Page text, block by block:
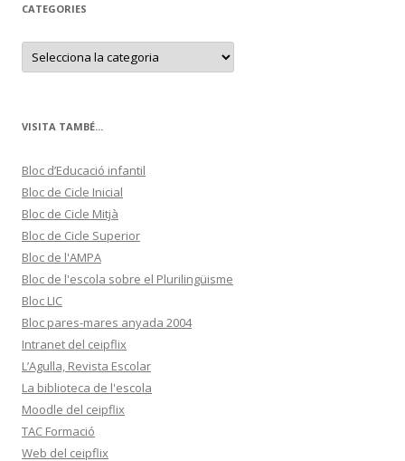
CATEGORIES
C
t
r
i
VISITA TAMBÉ...
Bloc d’Educació infantil
Bloc de Cicle Inicial
Bloc de Cicle Mitjà
Bloc de Cicle Superior
Bloc de l'AMPA
Bloc de l'escola sobre el Plurilingüisme
Bloc LIC
Bloc pares-mares anyada 2004
Intranet del ceipflix
L’Agulla, Revista Escolar
La biblioteca de l'escola
Moodle del ceipflix
TAC Formació
Web del ceipflix